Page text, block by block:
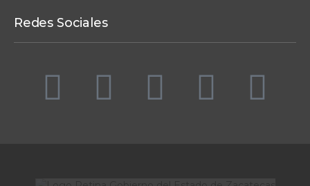
Redes Sociales